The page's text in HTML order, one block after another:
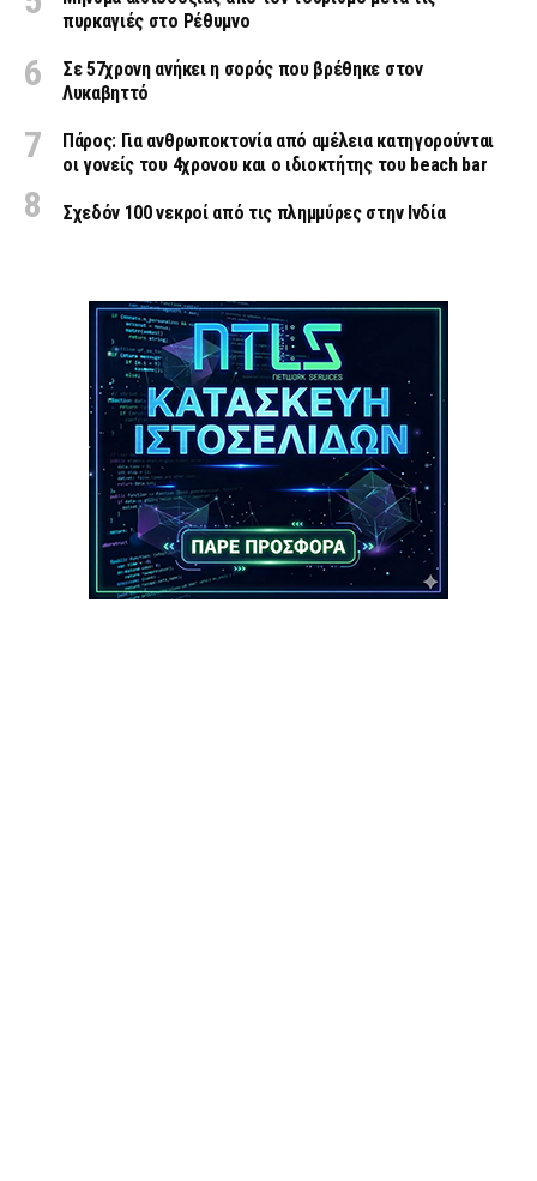
πυρκαγιές στο Ρέθυμνο
Σε 57χρονη ανήκει η σορός που βρέθηκε στον
Λυκαβηττό
Πάρος: Για ανθρωποκτονία από αμέλεια κατηγορούνται
οι γονείς του 4χρονου και ο ιδιοκτήτης του beach bar
Σχεδόν 100 νεκροί από τις πλημμύρες στην Ινδία